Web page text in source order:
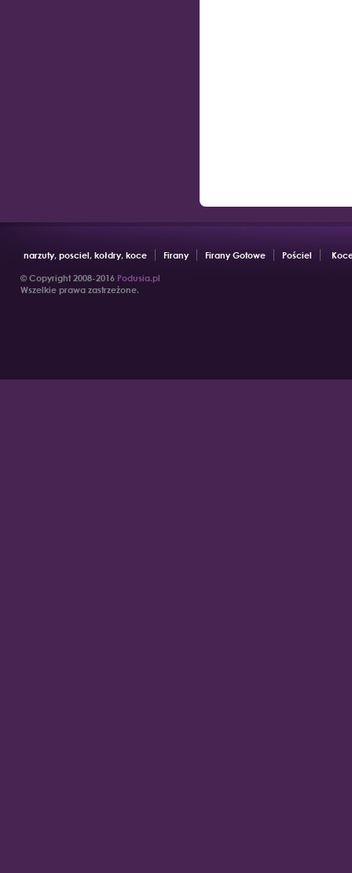
narzuty, posciel, kołdry, koce Firany Firany Gotowe Pościel
© Copyright 2008-2016 Podusia.pl
Wszelkie prawa zastrzeżone.